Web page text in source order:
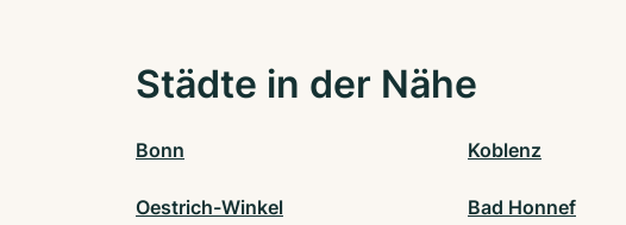
Städte in der Nähe
Bonn Koblenz
Oestrich-Winkel Bad Honnef